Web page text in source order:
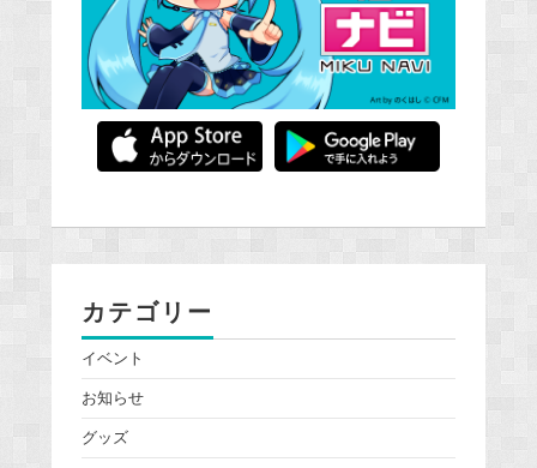
カテゴリー
イベント
お知らせ
グッズ